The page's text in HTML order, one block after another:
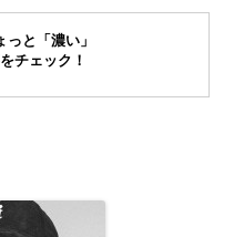
と「濃い」
チェック！